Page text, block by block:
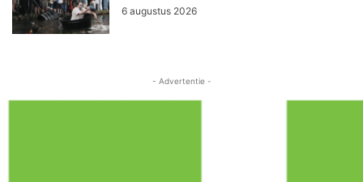
6 augustus 2026
- Advertentie -